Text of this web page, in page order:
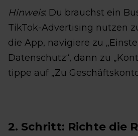
Hinweis: Du brauchst ein
TikTok-Advertising nutzen
die App, navigiere zu
Datenschutz“, dann zu
tippe auf „Zu
2. Schritt: Richte die